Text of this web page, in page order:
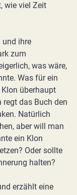
wie viel Zeit
und ihre
zum
was wäre,
Was für ein
überhaupt
regt das Buch den
Natürlich
aber will man
ein Klon
Oder sollte
halten?
erzählt eine